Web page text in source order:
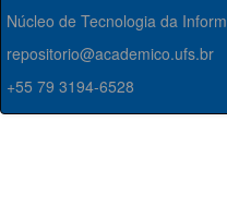
Núcleo de Tecnologia da
repositorio@academico.ufs.br
+55 79 3194-6528